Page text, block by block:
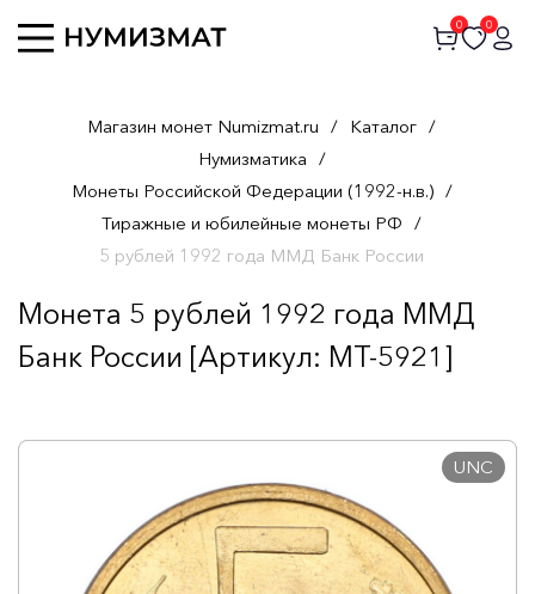
0 0
Магазин монет Numizmat.ru / Каталог /
Нумизматика /
Монеты Российской Федерации (1992-н.в.) /
Тиражные и юбилейные монеты РФ /
5 рублей 1992 года ММД Банк России
Монета 5 рублей 1992 года ММД
Банк России [Артикул: MT-5921]
UNC